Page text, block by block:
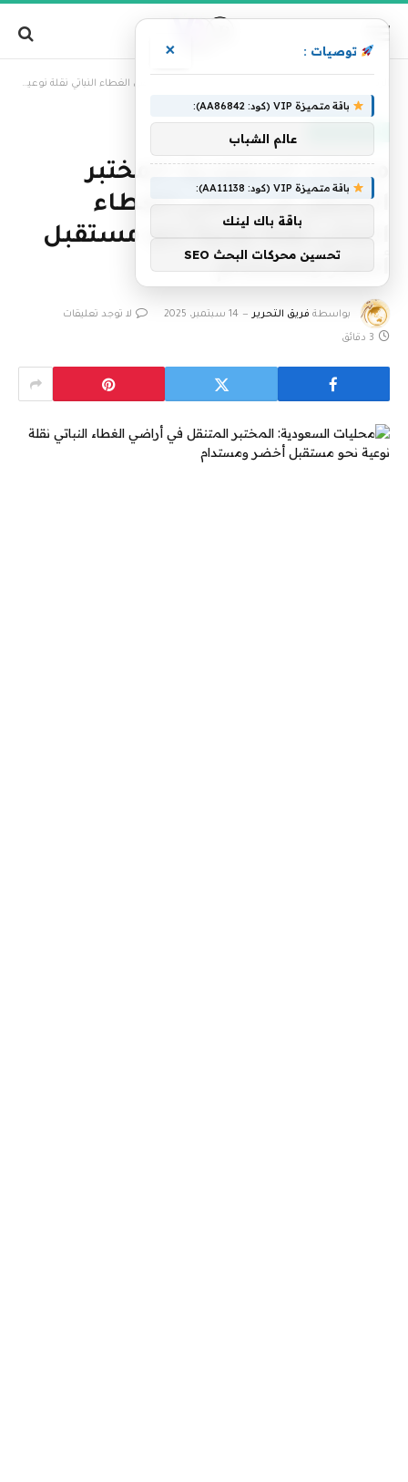
محليات السعودية: المختبر المتنقل في أراضي الغطاء النباتي نقلة نوعية نحو مستقبل أخضر ومستدام
محليات السعودية: المختبر
المتنقل في أراضي الغطاء
النباتي نقلة نوعية نحو مستقبل
أخضر ومستدام
بواسطة فريق التحرير 14 سبتمبر، 2025 لا توجد تعليقات
3 دقائق
توصيات : ×
باقة متميزة VIP (كود: AA86842):
عالم الشباب
باقة متميزة VIP (كود: AA11138):
باقة باك لينك
تحسين محركات البحث SEO